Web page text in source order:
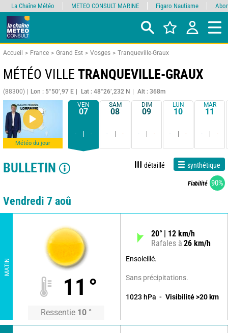
Accueil France Grand Est Vosges Tranqueville-Graux
MÉTÉO VILLE TRANQUEVILLE-GRAUX
(88300) Lon : 5°50’,97 E Lat : 48°26’,232 N Alt : 368m
Météo du jour
VEN
07
- -
SAM
08
- -
DIM
09
- -
LUN
10
- -
MAR
11
- -
BULLETIN détaillé synthétique
Fiabilité 90%
Vendredi 7 aoû
MATIN
11 °
Ressentie 10 °
20° 12 km/h
Rafales à 26 km/h
Ensoleillé.
Sans précipitations.
1023 hPa Visibilité >20 km
La Chaîne Météo METEO CONSULT MARINE Figaro Nautisme